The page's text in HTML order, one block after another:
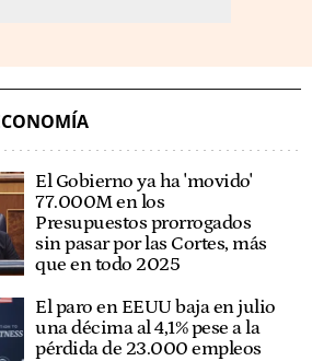
El Gobierno ya ha 'movido'
77.000M en los
Presupuestos prorrogados
sin pasar por las Cortes, más
que en todo 2025
El paro en EEUU baja en julio
una décima al 4,1% pese a la
pérdida de 23.000 empleos